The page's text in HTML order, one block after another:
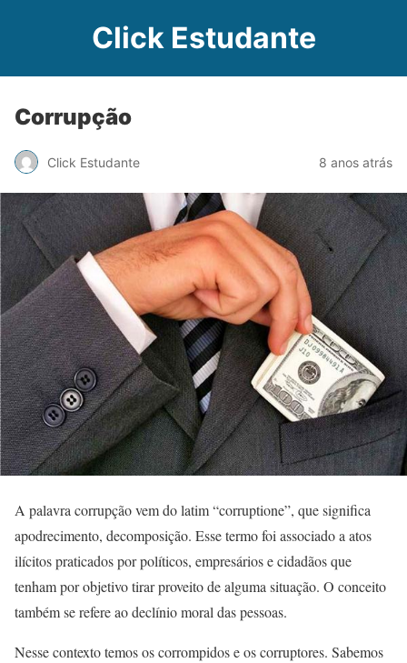
Click Estudante
Corrupção
Click Estudante 8 anos atrás
A palavra corrupção vem do latim “corruptione”, que significa
apodrecimento, decomposição. Esse termo foi associado a atos
ilícitos praticados por políticos, empresários e cidadãos que
tenham por objetivo tirar proveito de alguma situação. O conceito
também se refere ao declínio moral das pessoas.
Nesse contexto temos os corrompidos e os corruptores. Sabemos